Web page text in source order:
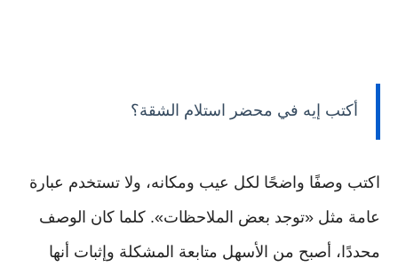
أكتب إيه في محضر استلام الشقة؟
اكتب وصفًا واضحًا لكل عيب ومكانه، ولا تستخدم عبارة
عامة مثل «توجد بعض الملاحظات». كلما كان الوصف
محددًا، أصبح من الأسهل متابعة المشكلة وإثبات أنها